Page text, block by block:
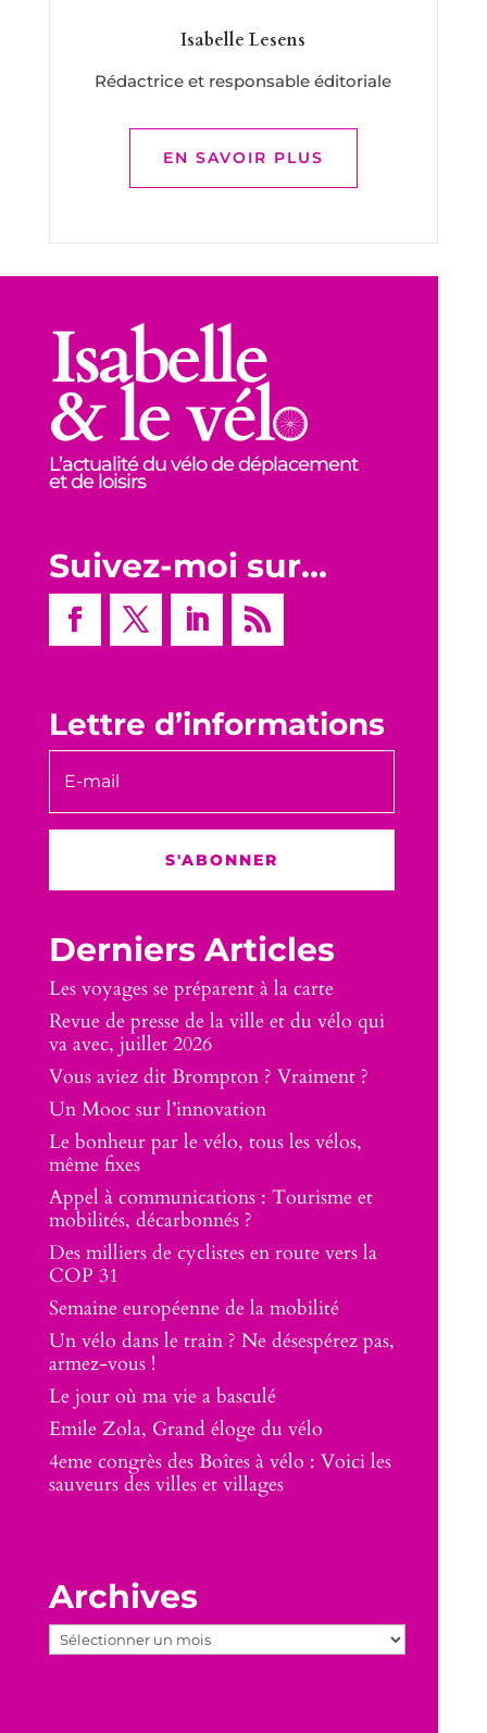
Isabelle Lesens
Rédactrice et responsable éditoriale
EN SAVOIR PLUS
L’actualité du vélo de déplacement
et de loisirs
Suivez-moi sur…
Lettre d’informations
S'ABONNER
Derniers Articles
Les voyages se préparent à la carte
Revue de presse de la ville et du vélo qui
va avec, juillet 2026
Vous aviez dit Brompton ? Vraiment ?
Un Mooc sur l’innovation
Le bonheur par le vélo, tous les vélos,
même fixes
Appel à communications : Tourisme et
mobilités, décarbonnés ?
Des milliers de cyclistes en route vers la
COP 31
Semaine européenne de la mobilité
Un vélo dans le train ? Ne désespérez pas,
armez-vous !
Le jour où ma vie a basculé
Emile Zola, Grand éloge du vélo
4eme congrès des Boîtes à vélo : Voici les
sauveurs des villes et villages
Archives
Archives